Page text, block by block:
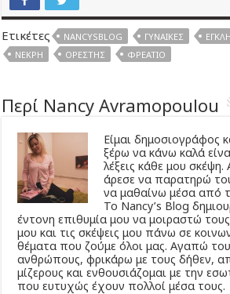
Ετικέτες NANCYSBLOG ΓΥΝΑΊΚΕΣ
ΝΕΚΡΉ
ΟΡΈΣΤΗΣ ΦΡΕΆΤΙΟ
Περί Nancy Avramopoulou
Είμαι δημοσιογράφος
ξέρω να κάνω καλά
λέξεις κάθε μου σκέψη.
άρεσε να παρατηρώ
να μαθαίνω μέσα από
Το Νancy’s Βlog
έντονη επιθυμία μου να μοιραστώ
μου και τις σκέψεις μου πάνω σε
θέματα που ζούμε όλοι μας. Αγαπώ
ανθρώπους, φρικάρω με τους δήθεν,
μίζερους και ενθουσιάζομαι με την
που ευτυχώς έχουν πολλοί μέσα τους.